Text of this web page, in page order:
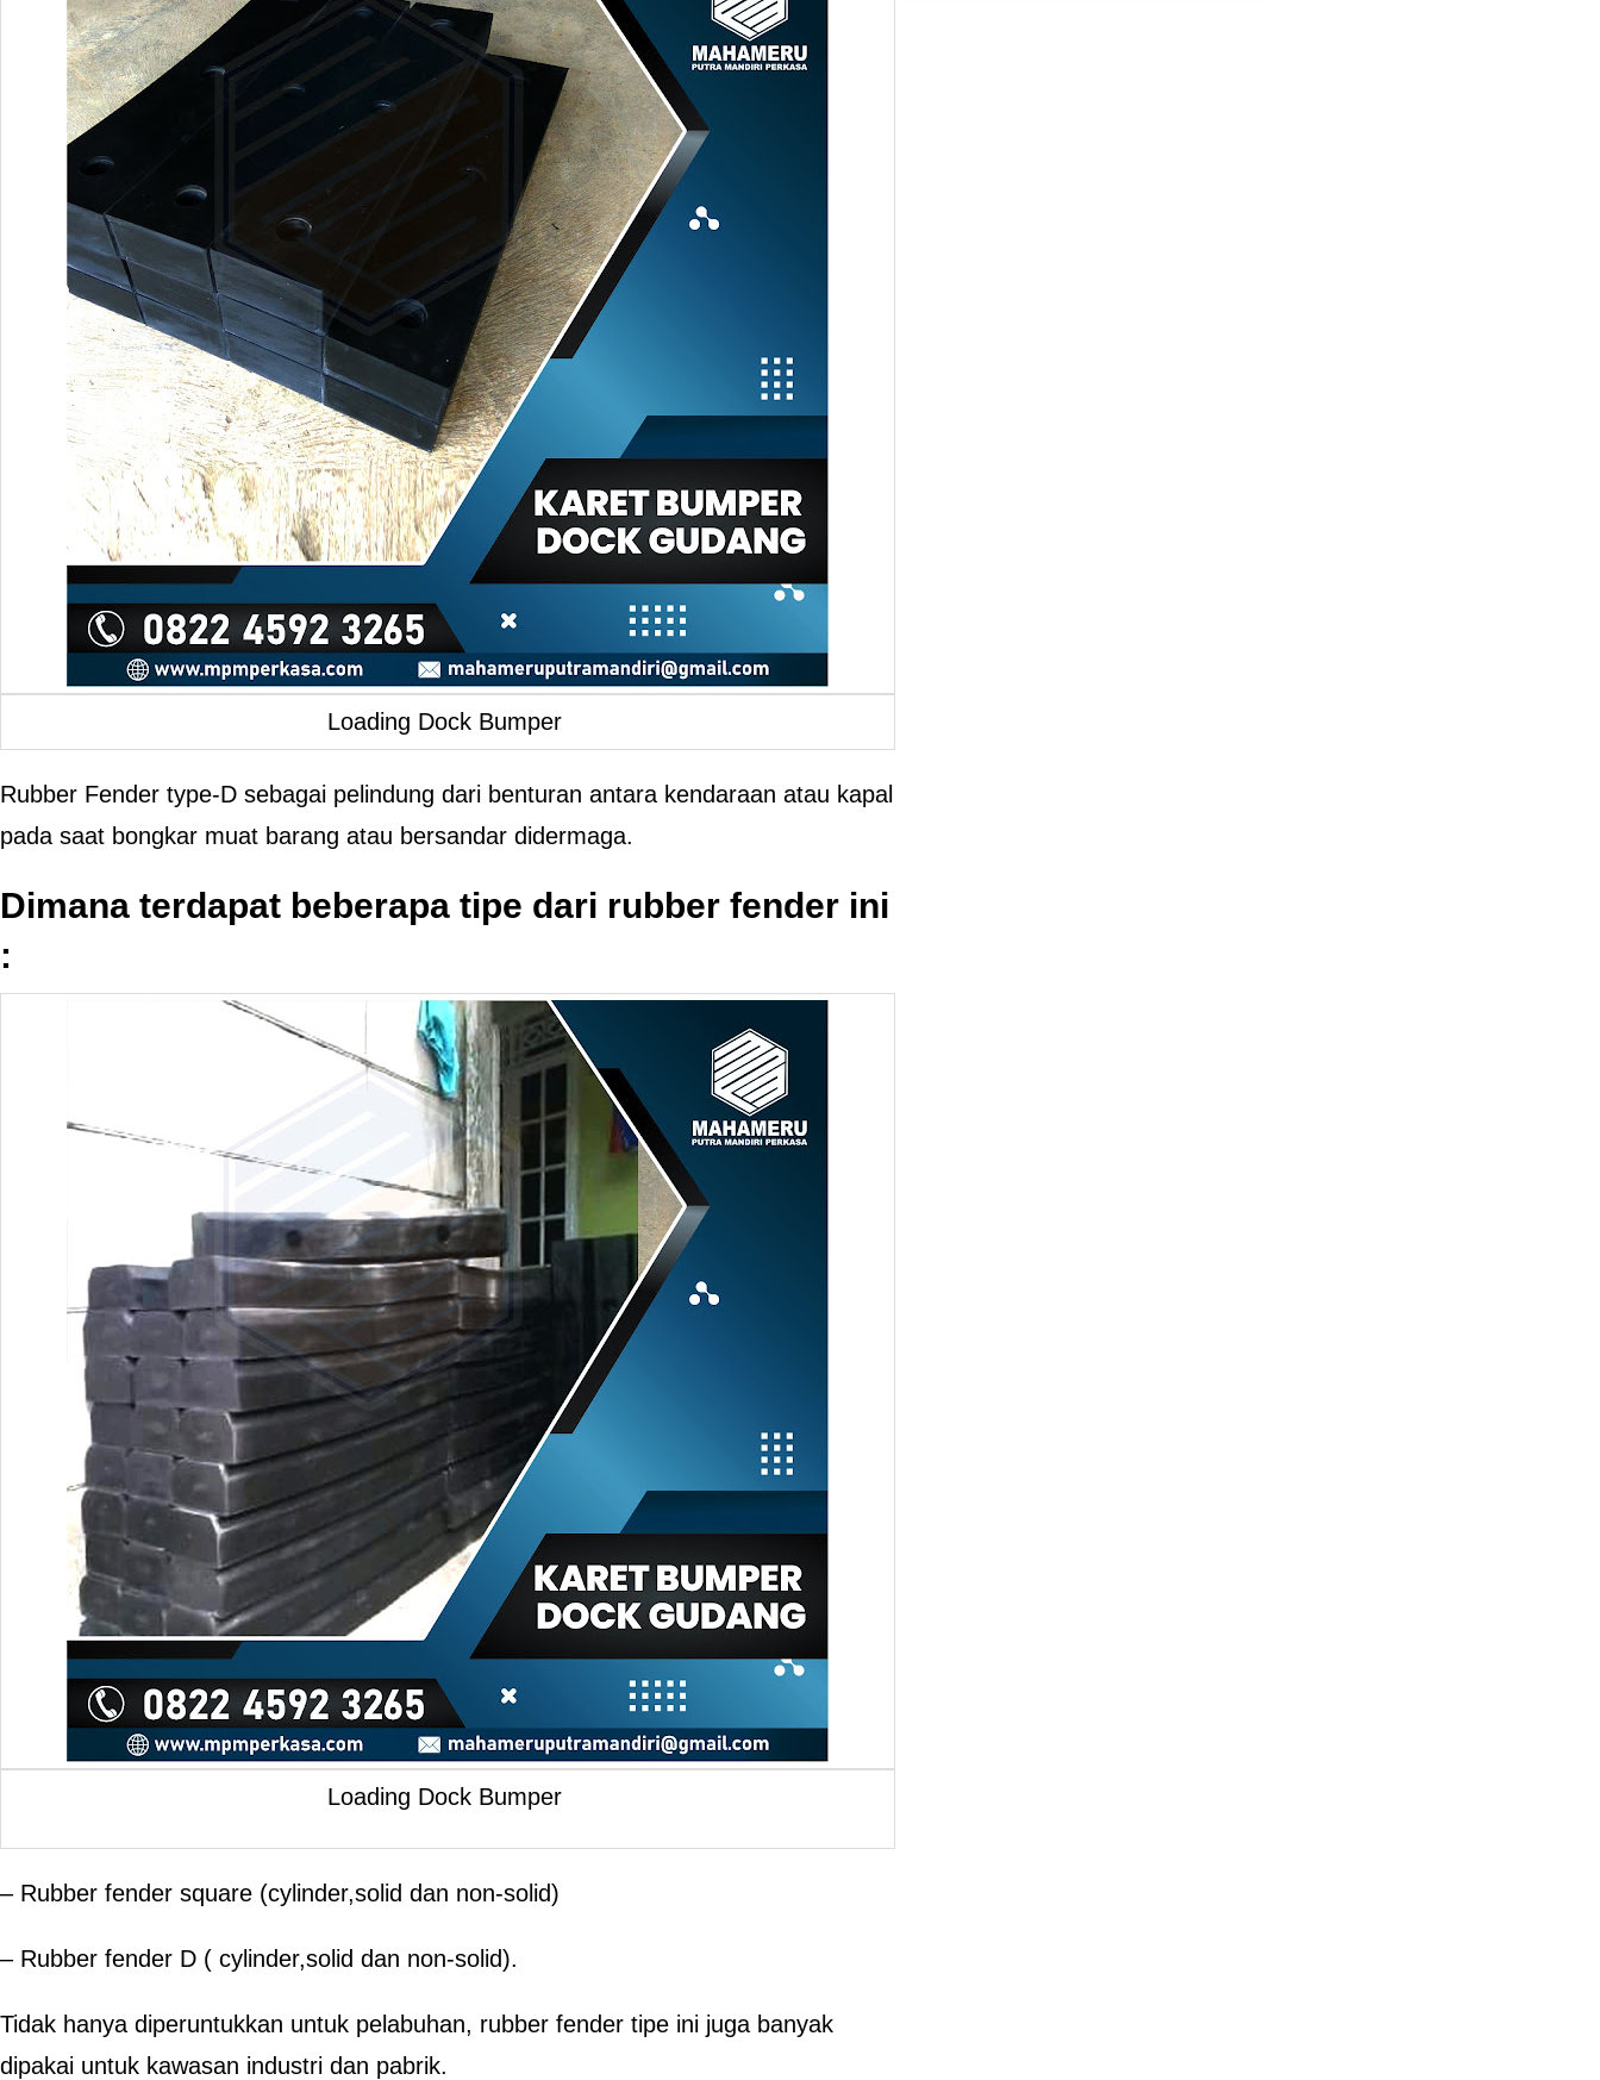
Loading Dock Bumper
Rubber Fender type-D sebagai pelindung dari benturan antara kendaraan atau kapal
pada saat bongkar muat barang atau bersandar didermaga.
Dimana terdapat beberapa tipe dari rubber fender ini
:
Loading Dock Bumper
– Rubber fender square (cylinder,solid dan non-solid)
– Rubber fender D ( cylinder,solid dan non-solid).
Tidak hanya diperuntukkan untuk pelabuhan, rubber fender tipe ini juga banyak
dipakai untuk kawasan industri dan pabrik.